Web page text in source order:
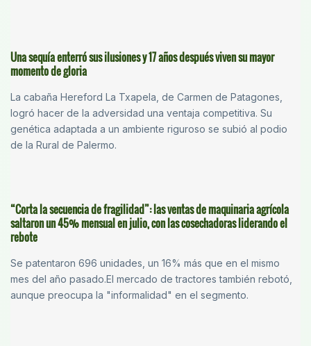
Una sequía enterró sus ilusiones y 17 años después viven su mayor
momento de gloria
La cabaña Hereford La Txapela, de Carmen de Patagones,
logró hacer de la adversidad una ventaja competitiva. Su
genética adaptada a un ambiente riguroso se subió al podio
de la Rural de Palermo.
“Corta la secuencia de fragilidad”: las ventas de maquinaria agrícola
saltaron un 45% mensual en julio, con las cosechadoras liderando el
rebote
Se patentaron 696 unidades, un 16% más que en el mismo
mes del año pasado.El mercado de tractores también rebotó,
aunque preocupa la "informalidad" en el segmento.